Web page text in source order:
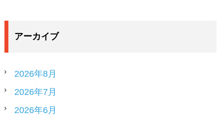
アーカイブ
2026年8月
2026年7月
2026年6月